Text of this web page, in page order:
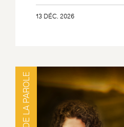
13 DÉC. 2026
ART DE LA PAROLE